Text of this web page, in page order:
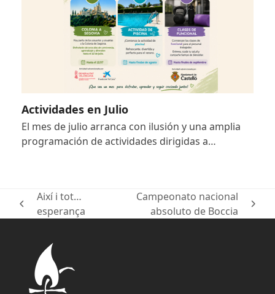
Actividades en Julio
El mes de julio arranca con ilusión y una amplia
programación de actividades dirigidas a…
previous
Així i tot…
esperança
Campeonato nacional
absoluto de Boccia